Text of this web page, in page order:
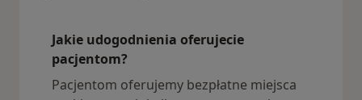
Jakie udogodnienia oferujecie
pacjentom?
Pacjentom oferujemy bezpłatne miejsca